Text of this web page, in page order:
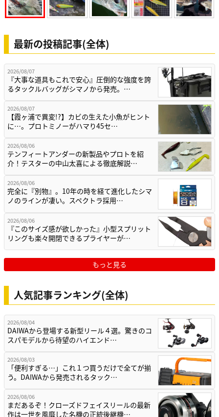
最新の投稿記事(全体)
2026/08/07
『大事な道具もこれで安心』圧倒的な強度を誇
るタックルバッグがシマノから発売。…
2026/08/07
【霞ヶ浦で異変!?】カビの生えた小魚がヒント
に…。プロトミノーがハマり45セ…
2026/08/06
テンフィートアンダーの新製品やプロトを紹
介！テスターの中山太喜による徹底解説…
2026/08/06
完全に『別物』。10年の時を経て進化したシマ
ノのラインが凄い。スペクトラ採用…
2026/08/06
『このサイズ感が欲しかった』小型スプリット
リングも楽々開閉できるプライヤーが…
もっと見る
人気記事ランキング(全体)
2026/08/04
DAIWAから登場する新型リール４選。驚きのコ
スパモデルから待望のハイエンド…
2026/08/03
「便利すぎる…」これ１つ買うだけで全てが揃
う。DAIWAから発売されるタック…
2026/08/06
まだあるぞ！クローズドフェイスリールの最新
作は一世を風靡した名機の正統後継機…